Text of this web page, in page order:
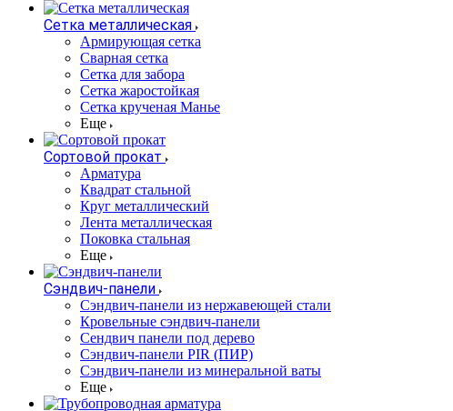
Сетка металлическая
Армирующая сетка
Сварная сетка
Сетка для забора
Сетка жаростойкая
Сетка крученая Манье
Еще
Сортовой прокат
Арматура
Квадрат стальной
Круг металлический
Лента металлическая
Поковка стальная
Еще
Сэндвич-панели
Cэндвич-панели из нержавеющей стали
Кровельные сэндвич-панели
Сендвич панели под дерево
Сэндвич-панели PIR (ПИР)
Сэндвич-панели из минеральной ваты
Еще